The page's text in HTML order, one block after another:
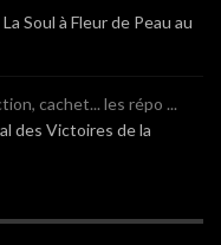
Soul à Fleur de Peau au
cachet... les répo ...
des Victoires de la